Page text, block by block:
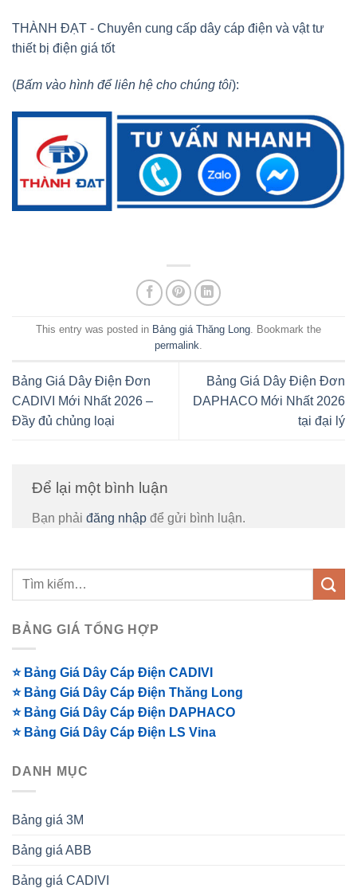
THÀNH ĐẠT - Chuyên cung cấp dây cáp điện và vật tư
thiết bị điện giá tốt
(Bấm vào hình để liên hệ cho chúng tôi):
This entry was posted in Bảng giá Thăng Long. Bookmark the
permalink.
Bảng Giá Dây Điện Đơn
CADIVI Mới Nhất 2026 –
Đầy đủ chủng loại
Bảng Giá Dây Điện Đơn
DAPHACO Mới Nhất 2026
tại đại lý
Để lại một bình luận
Bạn phải đăng nhập để gửi bình luận.
BẢNG GIÁ TỔNG HỢP
⭐ Bảng Giá Dây Cáp Điện CADIVI
⭐ Bảng Giá Dây Cáp Điện Thăng Long
⭐ Bảng Giá Dây Cáp Điện DAPHACO
⭐ Bảng Giá Dây Cáp Điện LS Vina
DANH MỤC
Bảng giá 3M
Bảng giá ABB
Bảng giá CADIVI